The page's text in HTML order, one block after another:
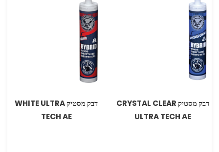
דבק מסטיק CRYSTAL CLEAR
ULTRA TECH AE
דבק מסטיק WHITE ULTRA
TECH AE